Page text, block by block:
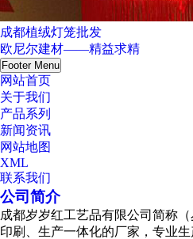
成都植绒灯笼批发
欧尼尔建材——精益求精
Footer Menu
网站首页
关于我们
产品系列
新闻资讯
网站地图
XML
联系我们
公司简介
成都岁岁红工艺品有限公司简称
印刷、生产一体化的厂家，专业